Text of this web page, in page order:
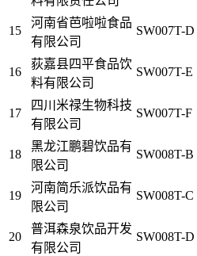
15
河南省芭啦啦食品
有限公司
SW007T-D
16
荻嘉县四平食品饮
料有限公司
SW007T-E
17
四川米禄生物科技
有限公司
SW007T-F
18
黑龙江鹏碧饮品有
限公司
SW008T-B
19
河南简乐派饮品有
限公司
SW008T-C
20
普洱森泉饮品开发
有限公司
SW008T-D